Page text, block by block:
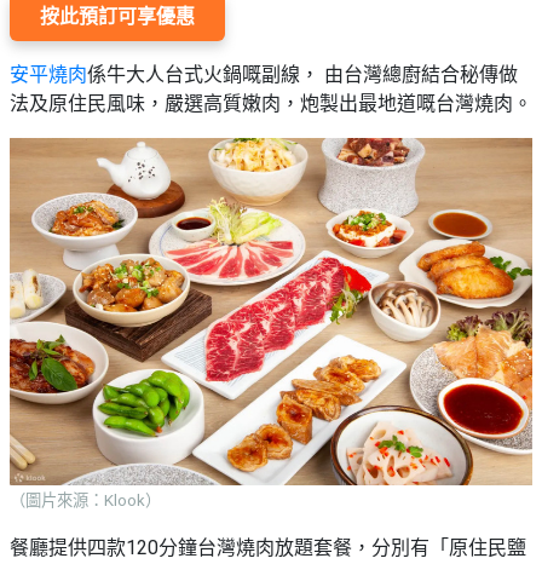
按此預訂可享優惠
安平燒肉係牛大人台式火鍋嘅副線， 由台灣總廚結合秘傳做
法及原住民風味，嚴選高質嫩肉，炮製出最地道嘅台灣燒肉。
（圖片來源：Klook）
餐廳提供四款120分鐘台灣燒肉放題套餐，分別有「原住民鹽